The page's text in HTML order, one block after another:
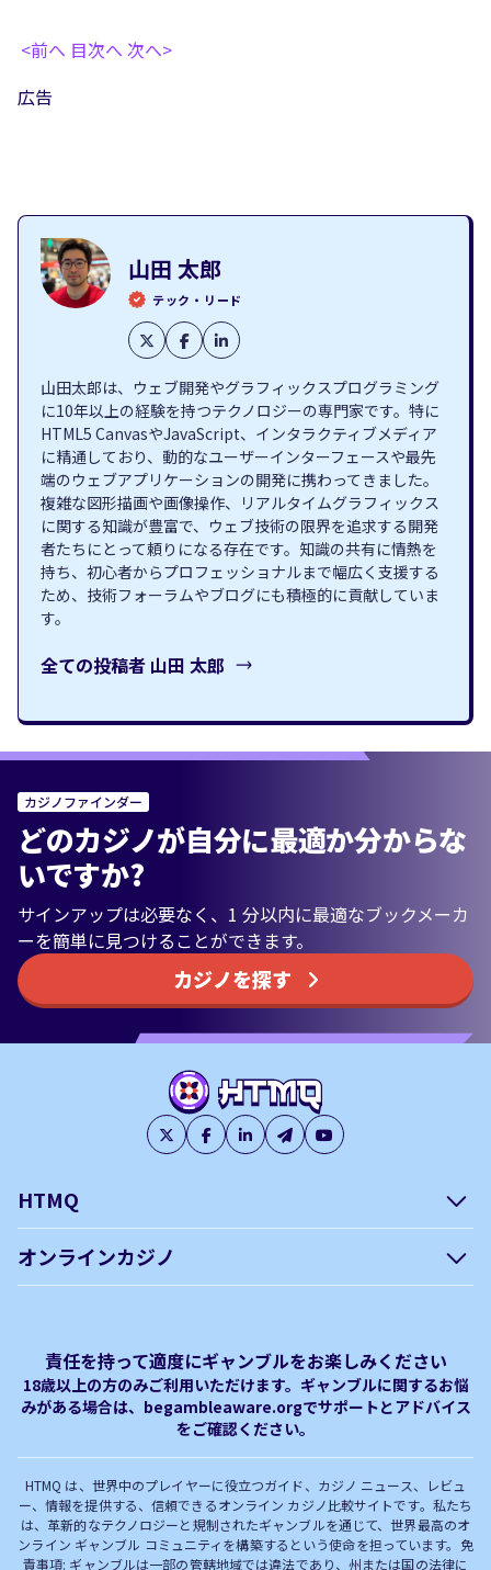
<前へ 目次へ 次へ>
広告
山田 太郎
テック・リード
山田太郎は、ウェブ開発やグラフィックスプログラミング
に10年以上の経験を持つテクノロジーの専門家です。特に
HTML5 CanvasやJavaScript、インタラクティブメディア
に精通しており、動的なユーザーインターフェースや最先
端のウェブアプリケーションの開発に携わってきました。
複雑な図形描画や画像操作、リアルタイムグラフィックス
に関する知識が豊富で、ウェブ技術の限界を追求する開発
者たちにとって頼りになる存在です。知識の共有に情熱を
持ち、初心者からプロフェッショナルまで幅広く支援する
ため、技術フォーラムやブログにも積極的に貢献していま
す。
全ての投稿者 山田 太郎
カジノファインダー
どのカジノが自分に最適か分からな
いですか?
サインアップは必要なく、1 分以内に最適なブックメーカ
ーを簡単に見つけることができます。
カジノを探す
HTMQ
オンラインカジノ
オンラインカジノ フリースピ
ン おすすめ
Plinko｜プリンコとは？
オンラインカジノ最新サイト
オンラインカジノボーナス
責任を持って適度にギャンブルをお楽しみください
18歳以上の方のみご利用いただけます。ギャンブルに関するお悩
みがある場合は、begambleaware.orgでサポートとアドバイス
をご確認ください。
HTMQ は、世界中のプレイヤーに役立つガイド、カジノ ニュース、レビュ
ー、情報を提供する、信頼できるオンライン カジノ比較サイトです。私たち
は、革新的なテクノロジーと規制されたギャンブルを通じて、世界最高のオ
ンライン ギャンブル コミュニティを構築するという使命を担っています。免
責事項: ギャンブルは一部の管轄地域では違法であり、州または国の法律に